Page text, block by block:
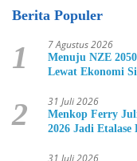
Berita Populer
1 7 Agustus 2026
Menuju NZE
Lewat Ekonomi
2 31 Juli 2026
Menkop Ferry
2026 Jadi
31 Juli 2026